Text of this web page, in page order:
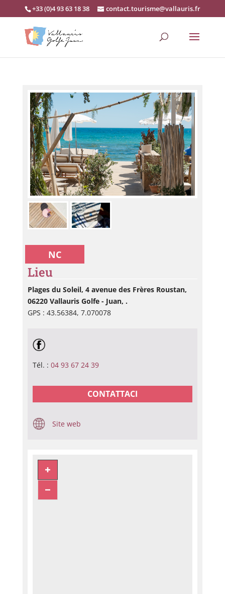
+33 (0)4 93 63 18 38 contact.tourisme@vallauris.fr
NC
Lieu
Plages du Soleil, 4 avenue des Frères Roustan,
06220 Vallauris Golfe - Juan, .
GPS : 43.56384, 7.070078
Tél. : 04 93 67 24 39
CONTATTACI
Site web